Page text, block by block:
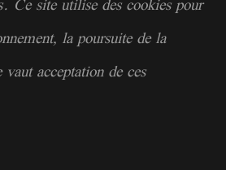
la poursuite de la
acceptation de ces